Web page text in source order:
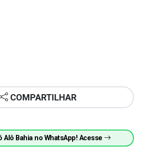
COMPARTILHAR
Alô Bahia no WhatsApp! Acesse